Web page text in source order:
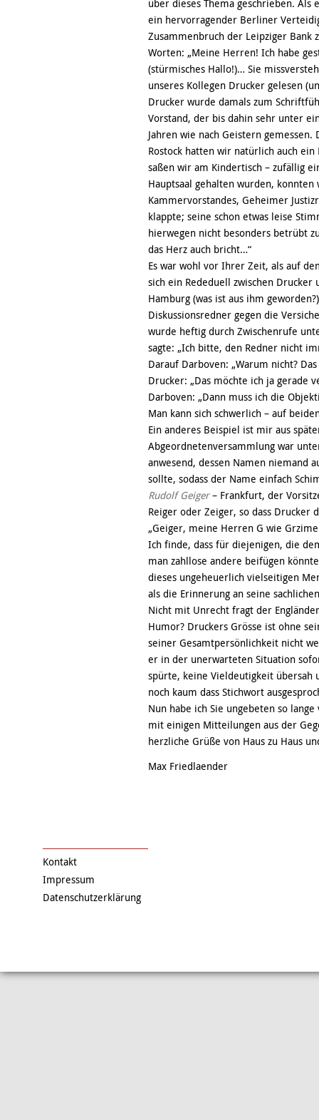
über dieses Thema geschrieben.
ein hervorragender Berliner
Zusammenbruch der Leipziger Bank
Worten: „Meine Herren! Ich habe
(stürmisches Hallo!)… Sie
unseres Kollegen Drucker gelesen
Drucker wurde damals zum
Vorstand, der bis dahin sehr unter
Jahren wie nach Geistern
Rostock hatten wir natürlich auch
saßen wir am Kindertisch – zufällig
Hauptsaal gehalten wurden,
Kammervorstandes, Geheimer
klappte; seine schon etwas leise
hierwegen nicht besonders betrübt
das Herz auch bricht…“
Es war wohl vor Ihrer Zeit, als auf
sich ein Rededuell zwischen
Hamburg (was ist aus ihm
Diskussionsredner gegen die
wurde heftig durch Zwischenrufe
sagte: „Ich bitte, den Redner nicht
Darauf Darboven: „Warum nicht?
Drucker: „Das möchte ich ja gerade
Darboven: „Dann muss ich die
Man kann sich schwerlich – auf
Ein anderes Beispiel ist mir aus
Abgeordnetenversammlung war
anwesend, dessen Namen niemand
sollte, sodass der Name einfach
Rudolf Geiger– Frankfurt, der
Reiger oder Zeiger, so dass
„Geiger, meine Herren G wie
Ich finde, dass für diejenigen, die
man zahllose andere beifügen
dieses ungeheuerlich vielseitigen
als die Erinnerung an seine
Nicht mit Unrecht fragt der
Humor? Druckers Grösse ist ohne
seiner Gesamtpersönlichkeit nicht
er in der unerwarteten Situation
spürte, keine Vieldeutigkeit übersah
noch kaum dass Stichwort
Nun habe ich Sie ungebeten so
mit einigen Mitteilungen aus der
herzliche Grüße von Haus zu Haus
Max Friedlaender
Kontakt
Impressum
Datenschutzerklärung